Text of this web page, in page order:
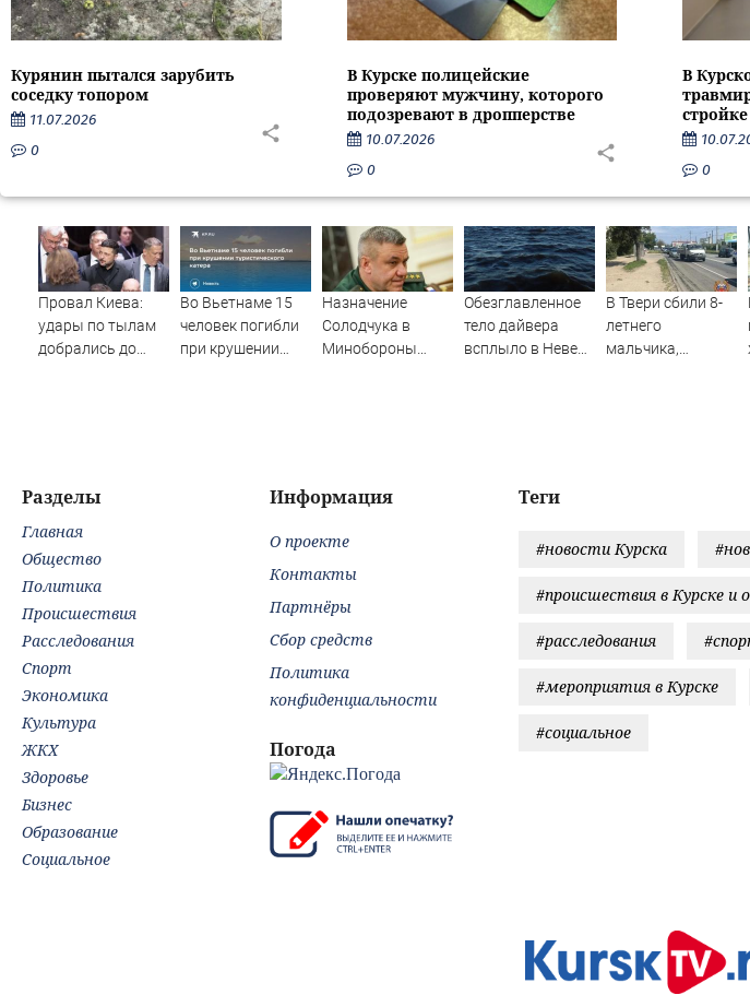
Курянин пытался зарубить
соседку топором
11.07.2026
0
В Курске полицейские
проверяют мужчину, которого
подозревают в дропперстве
10.07.2026
0
В
0
Провал Киева:
удары по тылам
добрались до
Во Вьетнаме 15
человек погибли
при крушении
Назначение
Солодчука в
Минобороны
Обезглавленное
тело дайвера
всплыло в Неве
В Твери сбили 8-
летнего
мальчика,
Теги
#новости Курска
#происшествия в Курске и
#расследования
#мероприятия в Курске
#социальное
Разделы
Главная
Общество
Политика
Происшествия
Расследования
Спорт
Экономика
Культура
ЖКХ
Здоровье
Бизнес
Образование
Социальное
Информация
О проекте
Контакты
Партнёры
Сбор средств
Политика
конфиденциальности
Погода